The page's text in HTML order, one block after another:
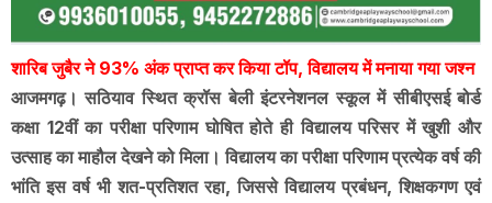
शारिब जुबैर ने 93% अंक प्राप्त कर किया टॉप, विद्यालय में मनाया गया जश्न
आजमगढ़। सठियाव स्थित क्रॉस बेली इंटरनेशनल स्कूल में सीबीएसई बोर्ड
कक्षा 12वीं का परीक्षा परिणाम घोषित होते ही विद्यालय परिसर में खुशी और
उत्साह का माहौल देखने को मिला। विद्यालय का परीक्षा परिणाम प्रत्येक वर्ष की
भांति इस वर्ष भी शत-प्रतिशत रहा, जिससे विद्यालय प्रबंधन, शिक्षकगण एवं